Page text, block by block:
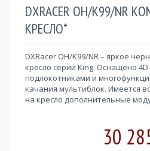
DXRACER OH/K99/NR
КРЕСЛО*
DXRacer OH/K99/NR – яркое
кресло серии King. Оснащено
подлокотниками и
качания мультиблок. Имеется
на кресло дополнительные
30